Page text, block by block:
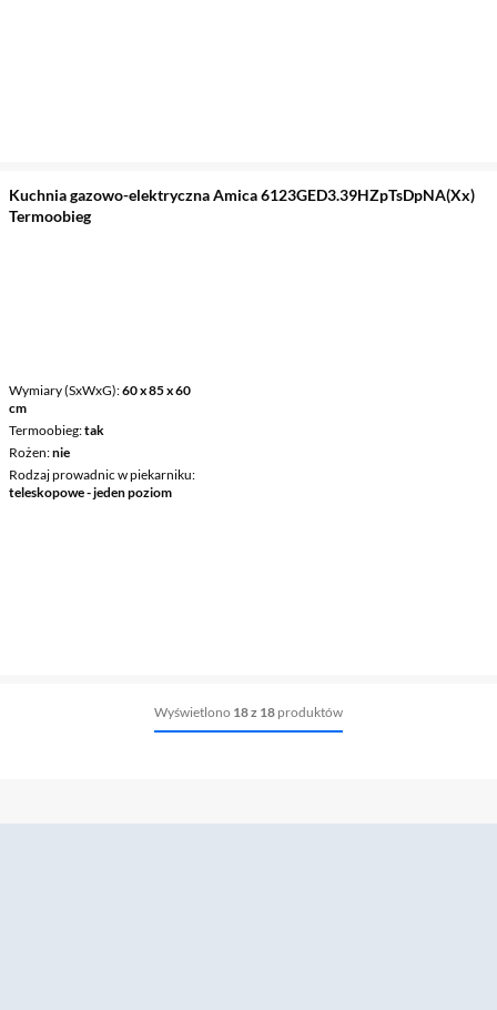
Kuchnia gazowo-elektryczna Amica 6123GED3.39HZpTsDpNA(Xx)
Termoobieg
Wymiary (SxWxG) 60 x 85 x 60
cm
Termoobieg tak
Rożen nie
Rodzaj prowadnic w piekarniku
teleskopowe - jeden poziom
Wyświetlono 18 z 18 produktów